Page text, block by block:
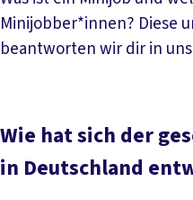
Minijobber*innen? Diese
beantworten wir dir in
Wie hat sich der
in Deutschland